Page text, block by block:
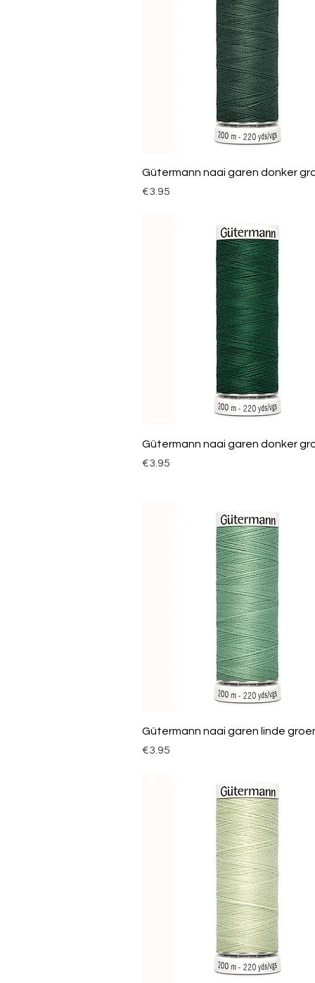
Gütermann naai garen donker
Price
€3.95
Gütermann naai garen donker
Price
€3.95
Gütermann naai garen linde
Price
€3.95